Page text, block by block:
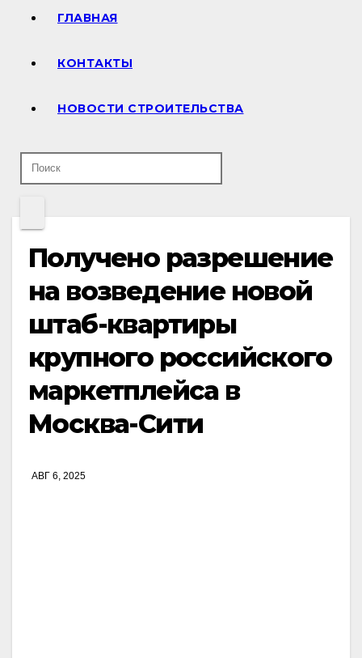
ГЛАВНАЯ
КОНТАКТЫ
НОВОСТИ СТРОИТЕЛЬСТВА
Получено разрешение
на возведение новой
штаб-квартиры
крупного российского
маркетплейса в
Москва-Сити
АВГ 6, 2025